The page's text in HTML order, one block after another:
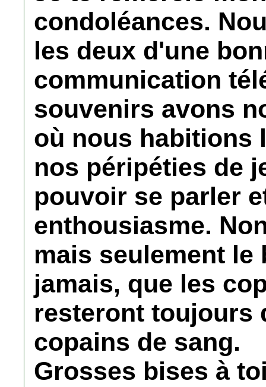
condoléances.
les deux d'une
communication
souvenirs avons
où nous habitions
nos péripéties de
pouvoir se parler
enthousiasme.
mais seulement le
jamais, que les
resteront toujours
copains de sang.
Grosses bises à